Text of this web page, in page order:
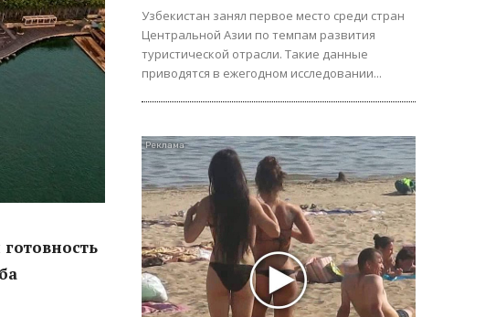
Узбекистан занял первое место среди стран
Центральной Азии по темпам развития
туристической отрасли. Такие данные
приводятся в ежегодном исследовании...